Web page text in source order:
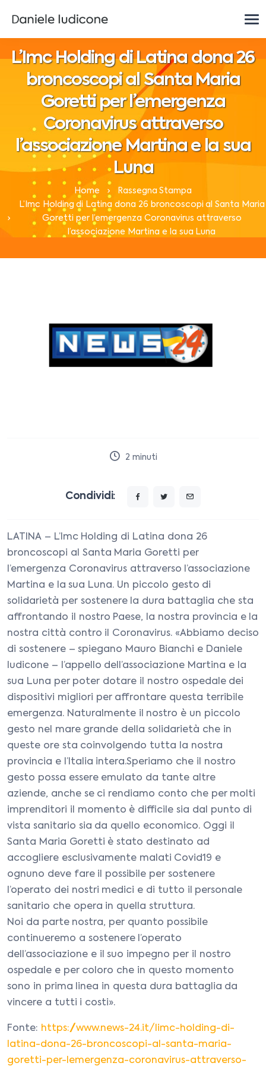
L’Imc Holding di Latina dona 26
broncoscopi al Santa Maria
Goretti per l’emergenza
Coronavirus attraverso
l’associazione Martina e la sua
Luna
Home
Rassegna Stampa
L’Imc Holding di Latina dona 26 broncoscopi al Santa Maria
Goretti per l’emergenza Coronavirus attraverso
l’associazione Martina e la sua Luna
2 minuti
Condividi:
LATINA – L’Imc Holding di Latina dona 26
broncoscopi al Santa Maria Goretti per
l’emergenza Coronavirus attraverso l’associazione
Martina e la sua Luna. Un piccolo gesto di
solidarietà per sostenere la dura battaglia che sta
affrontando il nostro Paese, la nostra provincia e la
nostra città contro il Coronavirus. «Abbiamo deciso
di sostenere – spiegano Mauro Bianchi e Daniele
Iudicone – l’appello dell’associazione Martina e la
sua Luna per poter dotare il nostro ospedale dei
dispositivi migliori per affrontare questa terribile
emergenza. Naturalmente il nostro è un piccolo
gesto nel mare grande della solidarietà che in
queste ore sta coinvolgendo tutta la nostra
provincia e l’Italia intera.Speriamo che il nostro
gesto possa essere emulato da tante altre
aziende, anche se ci rendiamo conto che per molti
imprenditori il momento è difficile sia dal punto di
vista sanitario sia da quello economico. Oggi il
Santa Maria Goretti è stato destinato ad
accogliere esclusivamente malati Covid19 e
ognuno deve fare il possibile per sostenere
l’operato dei nostri medici e di tutto il personale
sanitario che opera in quella struttura.
Noi da parte nostra, per quanto possibile
continueremo a sostenere l’operato
dell’associazione e il suo impegno per il nostro
ospedale e per coloro che in questo momento
sono in prima linea in questa dura battaglia da
vincere a tutti i costi».
Fonte: https://www.news-24.it/limc-holding-di-
latina-dona-26-broncoscopi-al-santa-maria-
goretti-per-lemergenza-coronavirus-attraverso-